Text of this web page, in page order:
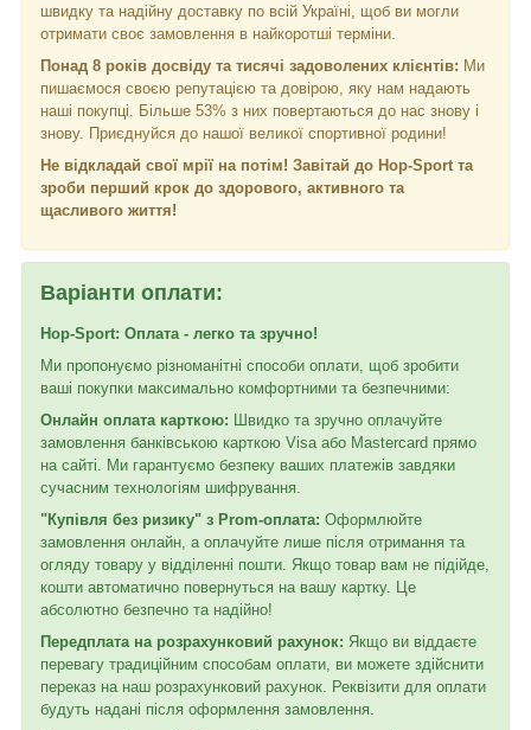
швидку та надійну доставку по всій Україні, щоб ви могли
отримати своє замовлення в найкоротші терміни.
Понад 8 років досвіду та тисячі задоволених клієнтів: Ми
пишаємося своєю репутацією та довірою, яку нам надають
наші покупці. Більше 53% з них повертаються до нас знову і
знову. Приєднуйся до нашої великої спортивної родини!
Не відкладай свої мрії на потім! Завітай до Hop-Sport та
зроби перший крок до здорового, активного та
щасливого життя!
Варіанти оплати:
Hop-Sport: Оплата - легко та зручно!
Ми пропонуємо різноманітні способи оплати, щоб зробити
ваші покупки максимально комфортними та безпечними:
Онлайн оплата карткою: Швидко та зручно оплачуйте
замовлення банківською карткою Visa або Mastercard прямо
на сайті. Ми гарантуємо безпеку ваших платежів завдяки
сучасним технологіям шифрування.
"Купівля без ризику" з Prom-оплата: Оформлюйте
замовлення онлайн, а оплачуйте лише після отримання та
огляду товару у відділенні пошти. Якщо товар вам не підійде,
кошти автоматично повернуться на вашу картку. Це
абсолютно безпечно та надійно!
Передплата на розрахунковий рахунок: Якщо ви віддаєте
перевагу традиційним способам оплати, ви можете здійснити
переказ на наш розрахунковий рахунок. Реквізити для оплати
будуть надані після оформлення замовлення.